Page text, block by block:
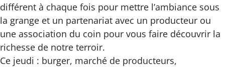
différent à chaque fois pour mettre l’ambiance sous
la grange et un partenariat avec un producteur ou
une association du coin pour vous faire découvrir la
richesse de notre terroir.
Ce jeudi : burger, marché de producteurs,